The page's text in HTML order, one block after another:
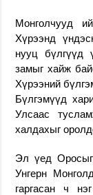
Монголчууд
Хүрээнд
нууц бүлгүүд
замыг хайж
Хүрээний
Бүлгэмүүд
Улсаас
халдахыг
Эл үед
Унгерн
гаргасан ч